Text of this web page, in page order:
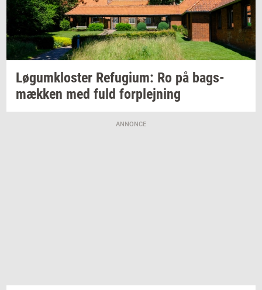
Løgum­klo­ster Re­fu­gi­um: Ro på bags­
mæk­ken med fuld for­plej­ning
ANNONCE